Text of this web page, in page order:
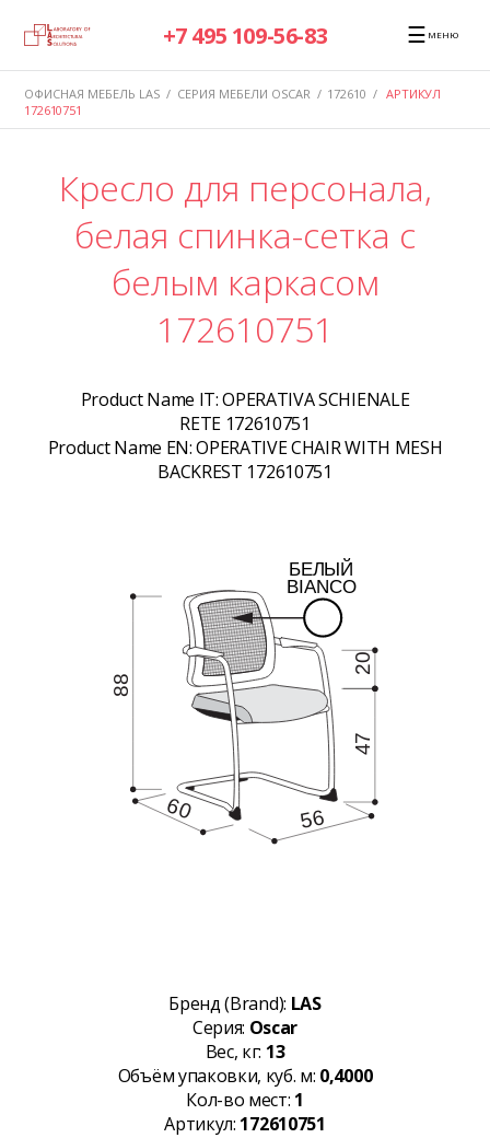
+7 495 109-56-83 ☰ МЕНЮ
ОФИСНАЯ МЕБЕЛЬ LAS / СЕРИЯ МЕБЕЛИ OSCAR / 172610 / АРТИКУЛ
172610751
Кресло для персонала,
белая спинка-сетка с
белым каркасом
172610751
Product Name IT:OPERATIVA SCHIENALE
RETE 172610751
Product Name EN:OPERATIVE CHAIR WITH MESH
BACKREST 172610751
Бренд (Brand): LAS
Серия: Oscar
Вес, кг: 13
Объём упаковки, куб. м: 0,4000
Кол-во мест: 1
Артикул: 172610751